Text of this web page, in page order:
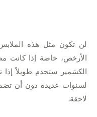
لن تكون مثل هذه
الأرخص، خاصة إذا كانت
الكشمير ستخدم طويلاً إذا
لسنوات عديدة دون أن
لاحقة.